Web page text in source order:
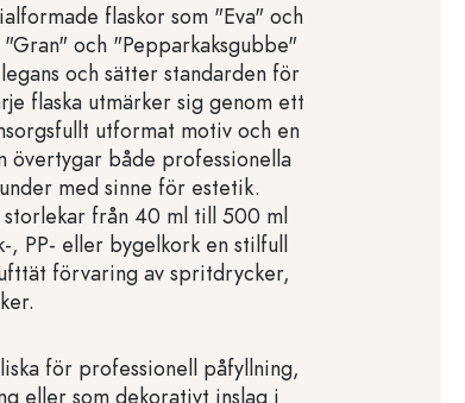
flaskor som "Eva" och
"Gran" och "Pepparkaksgubbe"
och sätter standarden för
flaska utmärker sig genom ett
utformat motiv och en
övertygar både professionella
med sinne för estetik.
storlekar från 40 ml till 500 ml
, PP- eller bygelkork en stilfull
förvaring av spritdrycker,
för professionell påfyllning,
eller som dekorativt inslag i